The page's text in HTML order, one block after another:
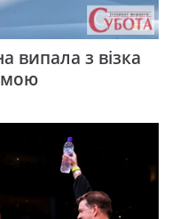
випала з візка